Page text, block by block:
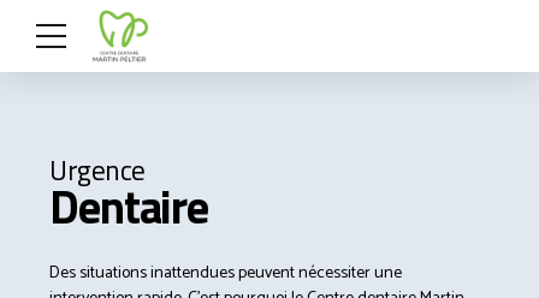
Urgence
Dentaire
Des situations inattendues peuvent nécessiter une